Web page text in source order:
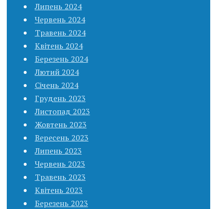
Липень 2024
Червень 2024
Травень 2024
Квітень 2024
Березень 2024
Лютий 2024
Січень 2024
Грудень 2023
Листопад 2023
Жовтень 2023
Вересень 2023
Липень 2023
Червень 2023
Травень 2023
Квітень 2023
Березень 2023